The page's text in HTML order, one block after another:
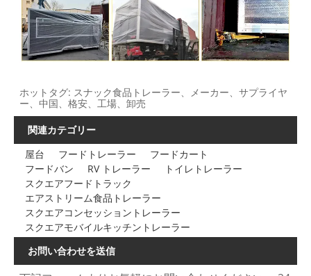
ホットタグ: スナック食品トレーラー、メーカー、サプライヤ
ー、中国、格安、工場、卸売
関連カテゴリー
屋台
フードトレーラー
フードカート
フードバン
RV トレーラー
トイレトレーラー
スクエアフードトラック
エアストリーム食品トレーラー
スクエアコンセッショントレーラー
スクエアモバイルキッチントレーラー
お問い合わせを送信